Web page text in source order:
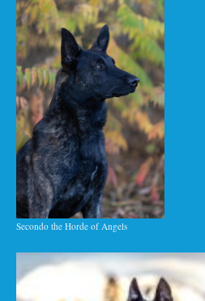
Secondo the Horde of Angels